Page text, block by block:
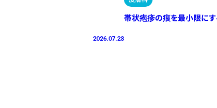
2026.07.23
帯状疱疹の痕を最小限にす